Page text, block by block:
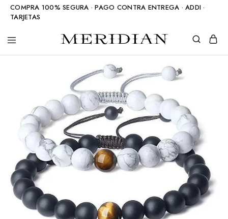
COMPRA 100% SEGURA · PAGO CONTRA ENTREGA · ADDI ·
TARJETAS
Meridian
Accesorios